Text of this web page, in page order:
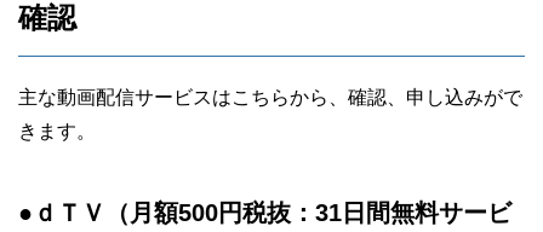
確認
主な動画配信サービスはこちらから、確認、申し込みがで
きます。
●ｄＴＶ（月額500円税抜：31日間無料サービ